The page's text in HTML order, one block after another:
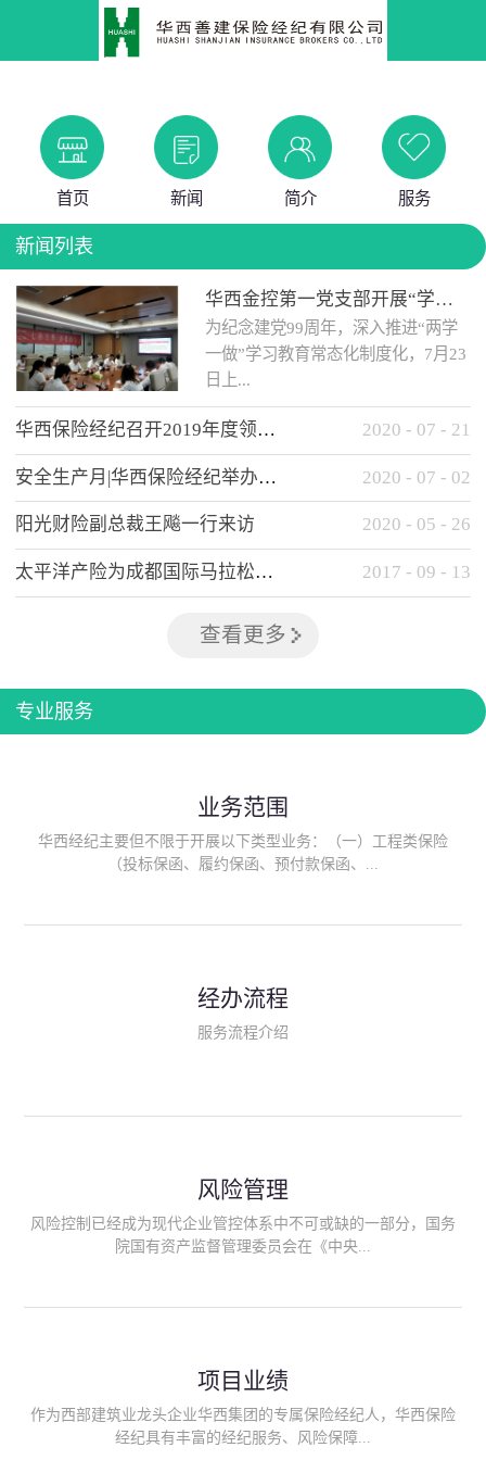
首页 新闻 简介 服务
新闻列表
华西金控第一党支部开展“学党史 知党情 做合格党员”主题教育工作会
为纪念建党99周年，深入推进“两学
一做”学习教育常态化制度化，7月23
日上...
午，华西金控第一党支部举办了“学
党史、知党情、...
华西保险经纪召开2019年度领导班子述职考核工作会 2020 - 07 - 21
安全生产月|华西保险经纪举办应急消防安全知识培训 2020 - 07 - 02
阳光财险副总裁王飚一行来访 2020 - 05 - 26
太平洋产险为成都国际马拉松提供全方位保险保障 2017 - 09 - 13
查看更多
专业服务
业务范围
华西经纪主要但不限于开展以下类型业务：（一）工程类保险
（投标保函、履约保函、预付款保函、...
险、政府公共安全责任保险/自然灾害公众责任保险、精神病监护
人责任险、首台套/首版次保险、科技保险等）；（三）传统财产
险产品；（六）保险招投标业务。随着业务的开展，华西经纪会
供专业、优质的保险经纪服务。
经办流程
服务流程介绍
风险管理
风险控制已经成为现代企业管控体系中不可或缺的一部分，国务
院国有资产监督管理委员会在《中央...
能够为客户降低风险管理成本，提高经营效率；能够为企业提供
从风险评估、风险分析、风险防范、风险转移到灾后防损、索赔
等全方位、全过程、专家式的服务，拓展和深化由保险公司提供
项目业绩
作为西部建筑业龙头企业华西集团的专属保险经纪人，华西保险
经纪具有丰富的经纪服务、风险保障...